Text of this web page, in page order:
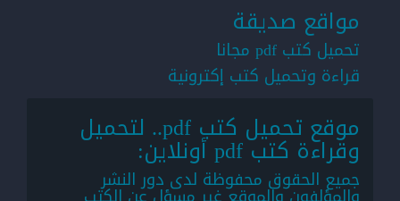
مواقع صديقة
تحميل كتب pdf مجانا
قراءة وتحميل كتب إكترونية
موقع تحميل كتب pdf.. لتحميل
وقراءة كتب pdf أونلاين:
جميع الحقوق محفوظة لدى دور النشر